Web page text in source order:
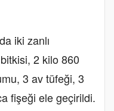
iki zanlı
2 kilo 860
3 av tüfeği, 3
fişeği ele geçirildi.